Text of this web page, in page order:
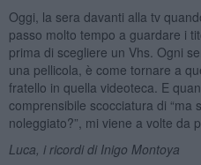
Oggi, la sera davanti alla tv
passo molto tempo a guardare i
prima di scegliere un Vhs. Ogni
una pellicola, è come tornare a
fratello in quella videoteca. E
comprensibile scocciatura di “ma
noleggiato?”, mi viene a volte da
Luca, i ricordi di Inigo Montoya